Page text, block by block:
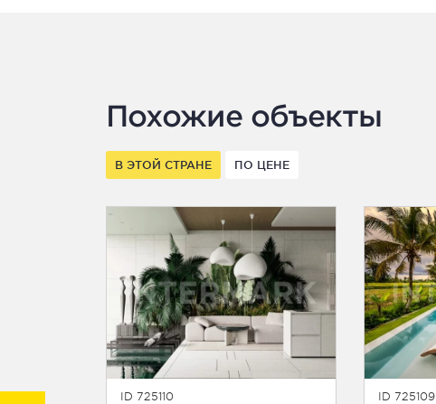
Похожие объекты
В ЭТОЙ СТРАНЕ ПО ЦЕНЕ
ID 725110 ID 725109